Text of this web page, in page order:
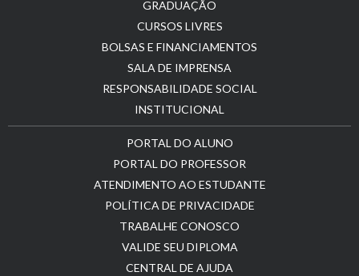
GRADUAÇÃO
CURSOS LIVRES
BOLSAS E FINANCIAMENTOS
SALA DE IMPRENSA
RESPONSABILIDADE SOCIAL
INSTITUCIONAL
PORTAL DO ALUNO
PORTAL DO PROFESSOR
ATENDIMENTO AO ESTUDANTE
POLÍTICA DE PRIVACIDADE
TRABALHE CONOSCO
VALIDE SEU DIPLOMA
CENTRAL DE AJUDA